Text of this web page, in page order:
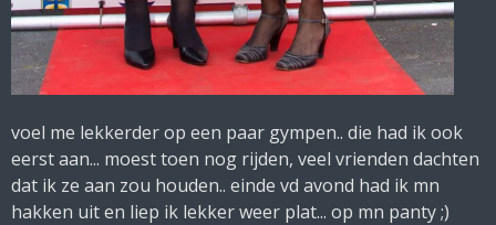
voel me lekkerder op een paar gympen.. die had ik ook
eerst aan... moest toen nog rijden, veel vrienden dachten
dat ik ze aan zou houden.. einde vd avond had ik mn
hakken uit en liep ik lekker weer plat... op mn panty ;)